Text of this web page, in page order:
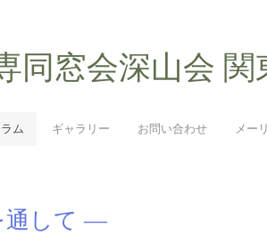
同窓会深山会 関
ム ギャラリー お問い合わせ メー
して ―